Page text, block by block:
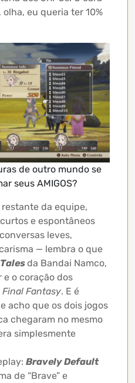
eu queria ter 10%
de outro mundo se
seus AMIGOS?
da equipe,
e espontâneos
leves,
— lembra o que
Talesda Bandai Namco,
o coração dos
Final Fantasy. E é
acho que os dois jogos
chegaram no mesmo
simplesmente
Bravely Default
de “Brave” e